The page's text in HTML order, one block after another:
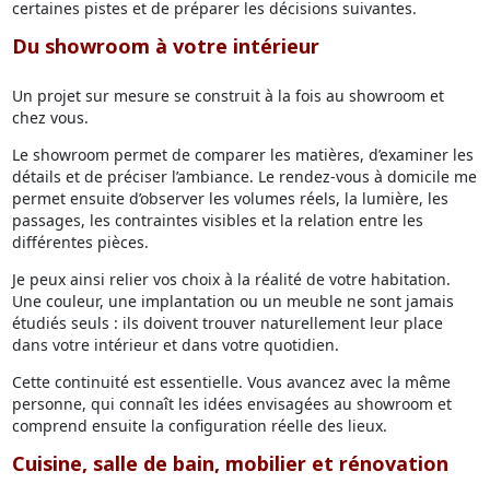
certaines pistes et de préparer les décisions suivantes.
Du showroom à votre intérieur
Un projet sur mesure se construit à la fois au showroom et
chez vous.
Le showroom permet de comparer les matières, d’examiner les
détails et de préciser l’ambiance. Le rendez-vous à domicile me
permet ensuite d’observer les volumes réels, la lumière, les
passages, les contraintes visibles et la relation entre les
différentes pièces.
Je peux ainsi relier vos choix à la réalité de votre habitation.
Une couleur, une implantation ou un meuble ne sont jamais
étudiés seuls : ils doivent trouver naturellement leur place
dans votre intérieur et dans votre quotidien.
Cette continuité est essentielle. Vous avancez avec la même
personne, qui connaît les idées envisagées au showroom et
comprend ensuite la configuration réelle des lieux.
Cuisine, salle de bain, mobilier et rénovation